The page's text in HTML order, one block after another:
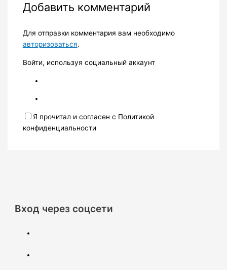
Добавить комментарий
Для отправки комментария вам необходимо
авторизоваться.
Войти, используя социальный аккаунт
Я прочитал и согласен с Политикой
конфиденциальности
Вход через соцсети